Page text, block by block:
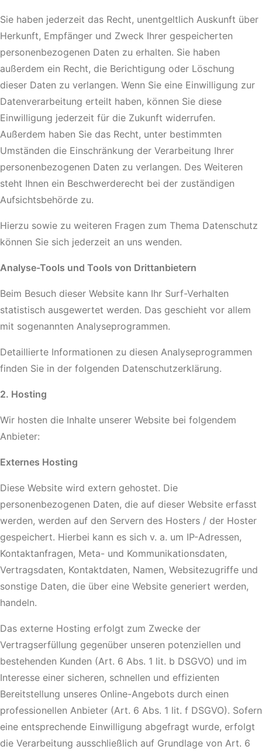
Sie haben jederzeit das Recht, unentgeltlich Auskunft über
Herkunft, Empfänger und Zweck Ihrer gespeicherten
personenbezogenen Daten zu erhalten. Sie haben
außerdem ein Recht, die Berichtigung oder Löschung
dieser Daten zu verlangen. Wenn Sie eine Einwilligung zur
Datenverarbeitung erteilt haben, können Sie diese
Einwilligung jederzeit für die Zukunft widerrufen.
Außerdem haben Sie das Recht, unter bestimmten
Umständen die Einschränkung der Verarbeitung Ihrer
personenbezogenen Daten zu verlangen. Des Weiteren
steht Ihnen ein Beschwerderecht bei der zuständigen
Aufsichtsbehörde zu.
Hierzu sowie zu weiteren Fragen zum Thema Datenschutz
können Sie sich jederzeit an uns wenden.
Analyse-Tools und Tools von Drittanbietern
Beim Besuch dieser Website kann Ihr Surf-Verhalten
statistisch ausgewertet werden. Das geschieht vor allem
mit sogenannten Analyseprogrammen.
Detaillierte Informationen zu diesen Analyseprogrammen
finden Sie in der folgenden Datenschutzerklärung.
2. Hosting
Wir hosten die Inhalte unserer Website bei folgendem
Anbieter:
Externes Hosting
Diese Website wird extern gehostet. Die
personenbezogenen Daten, die auf dieser Website erfasst
werden, werden auf den Servern des Hosters / der Hoster
gespeichert. Hierbei kann es sich v. a. um IP-Adressen,
Kontaktanfragen, Meta- und Kommunikationsdaten,
Vertragsdaten, Kontaktdaten, Namen, Websitezugriffe und
sonstige Daten, die über eine Website generiert werden,
handeln.
Das externe Hosting erfolgt zum Zwecke der
Vertragserfüllung gegenüber unseren potenziellen und
bestehenden Kunden (Art. 6 Abs. 1 lit. b DSGVO) und im
Interesse einer sicheren, schnellen und effizienten
Bereitstellung unseres Online-Angebots durch einen
professionellen Anbieter (Art. 6 Abs. 1 lit. f DSGVO). Sofern
eine entsprechende Einwilligung abgefragt wurde, erfolgt
die Verarbeitung ausschließlich auf Grundlage von Art. 6